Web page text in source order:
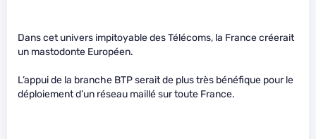
Dans cet univers impitoyable des Télécoms, la France créerait
un mastodonte Européen.
L’appui de la branche BTP serait de plus très bénéfique pour le
déploiement d’un réseau maillé sur toute France.